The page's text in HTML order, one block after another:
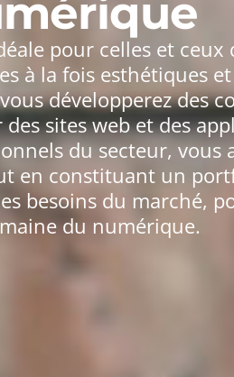
pour celles et
à la fois esthétiques
développerez des
sites web et des
du secteur, vous
en constituant un
besoins du marché,
du numérique.